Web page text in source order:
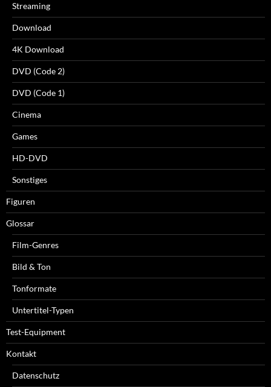
Streaming
Download
4K Download
DVD (Code 2)
DVD (Code 1)
Cinema
Games
HD-DVD
Sonstiges
Figuren
Glossar
Film-Genres
Bild & Ton
Tonformate
Untertitel-Typen
Test-Equipment
Kontakt
Datenschutz